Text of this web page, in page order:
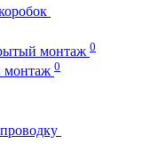
монтаж 0
монтаж 0